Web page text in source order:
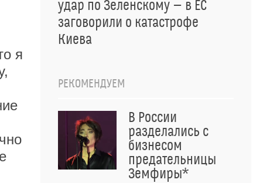
я
удар по Зеленскому — в ЕС
заговорили о катастрофе
Киева
РЕКОМЕНДУЕМ
В России
разделались с
бизнесом
предательницы
Земфиры*